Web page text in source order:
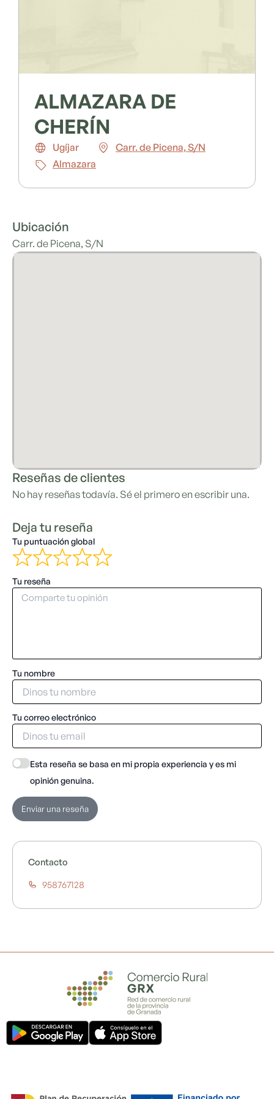
ALMAZARA DE
CHERÍN
Ugíjar
Carr. de Picena, S/N
Almazara
Ubicación
Carr. de Picena, S/N
Reseñas de clientes
No hay reseñas todavía. Sé el primero en escribir una.
Deja tu reseña
Tu puntuación global
Tu reseña
Tu nombre
Tu correo electrónico
Esta reseña se basa en mi propia experiencia y es mi
opinión genuina.
Enviar una reseña
Contacto
958767128